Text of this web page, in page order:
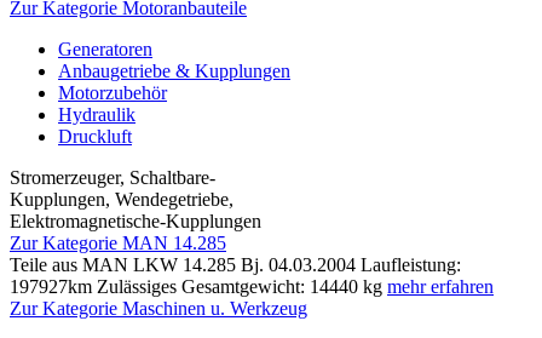
Zur Kategorie Motoranbauteile
Generatoren
Anbaugetriebe & Kupplungen
Motorzubehör
Hydraulik
Druckluft
Stromerzeuger, Schaltbare-
Kupplungen, Wendegetriebe,
Elektromagnetische-Kupplungen
Zur Kategorie MAN 14.285
Teile aus MAN LKW 14.285 Bj. 04.03.2004 Laufleistung:
197927km Zulässiges Gesamtgewicht: 14440 kg mehr erfahren
Zur Kategorie Maschinen u. Werkzeug